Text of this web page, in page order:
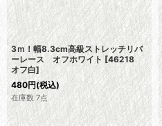
3ｍ！幅8.3cm高級ストレッチリバ
ーレース オフホワイト [46218
オフ白]
480円(税込)
在庫数 7点